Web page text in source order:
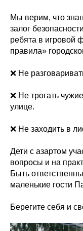
Мы верим, что
залог
ребята в игровой
правила»
❌ Не
❌ Не трогать
улице.
❌ Не заходить в
Дети с азартом
вопросы и на
Быть
маленькие гости
Берегите себя и